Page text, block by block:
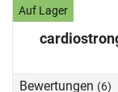
Auf Lager
Bewertungen (6)